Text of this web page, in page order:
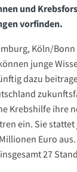
und
vorfinden.
Köln/
junge
dazu
Krebshilfe ihre
ein. Sie
Euro
27